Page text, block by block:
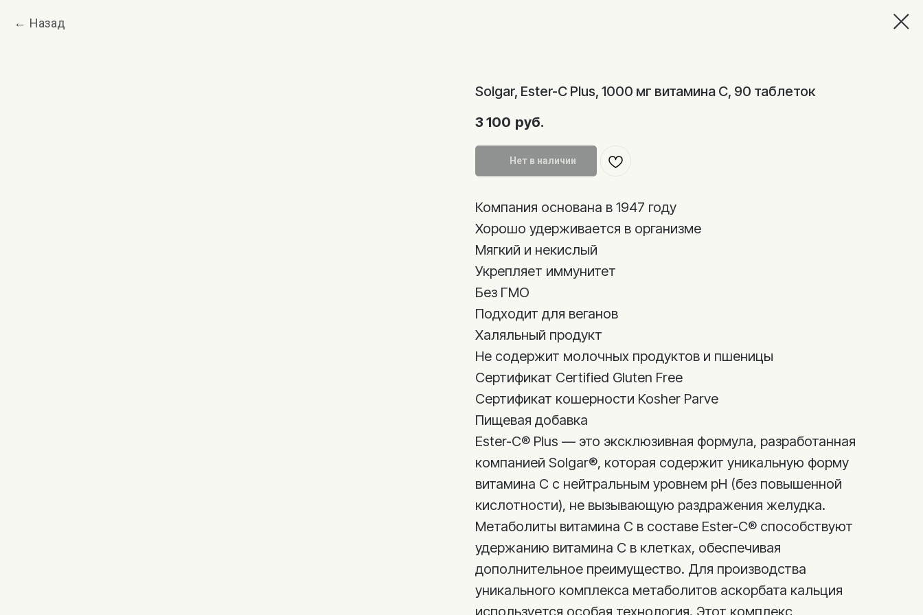
Назад
Solgar, Ester-C Plus, 1000 мг витамина С, 90 таблеток
3 100 руб.
Нет в наличии
Компания основана в 1947 году
Хорошо удерживается в организме
Мягкий и некислый
Укрепляет иммунитет
Без ГМО
Подходит для веганов
Халяльный продукт
Не содержит молочных продуктов и пшеницы
Сертификат Certified Gluten Free
Сертификат кошерности Kosher Parve
Пищевая добавка
Ester-C® Plus — это эксклюзивная формула, разработанная
компанией Solgar®, которая содержит уникальную форму
витамина C с нейтральным уровнем pH (без повышенной
кислотности), не вызывающую раздражения желудка.
Метаболиты витамина C в составе Ester-C® способствуют
удержанию витамина C в клетках, обеспечивая
дополнительное преимущество. Для производства
уникального комплекса метаболитов аскорбата кальция
используется особая технология. Этот комплекс